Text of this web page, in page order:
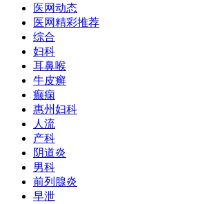
医网动态
医网精彩推荐
综合
妇科
耳鼻喉
牛皮癣
癫痫
惠州妇科
人流
产科
阴道炎
男科
前列腺炎
早泄